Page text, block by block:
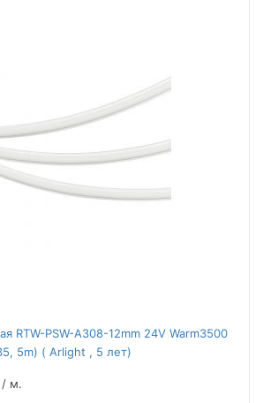
RTW-PSW-A308-12mm 24V Warm3500
5m) ( Arlight , 5 лет)
/ м.